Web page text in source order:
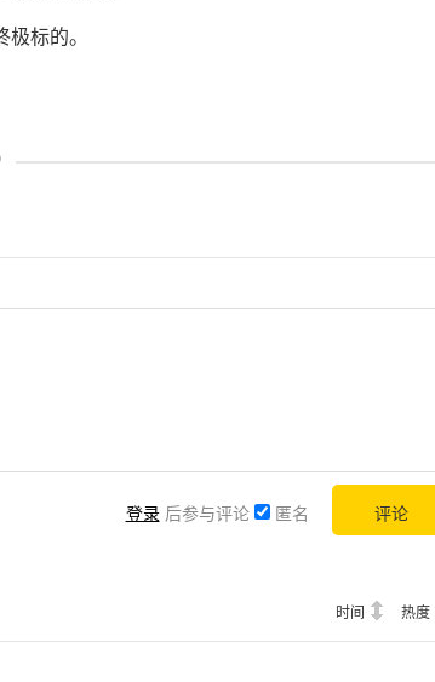
标的。
登录 后参与评论 匿名
时间 热度